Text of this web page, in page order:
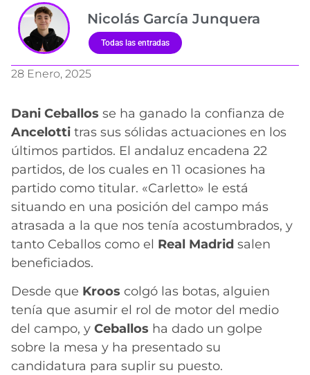
Nicolás García Junquera
Todas las entradas
28 Enero, 2025
Dani Ceballos se ha ganado la confianza de
Ancelotti tras sus sólidas actuaciones en los
últimos partidos. El andaluz encadena 22
partidos, de los cuales en 11 ocasiones ha
partido como titular. «Carletto» le está
situando en una posición del campo más
atrasada a la que nos tenía acostumbrados, y
tanto Ceballos como el Real Madrid salen
beneficiados.
Desde que Kroos colgó las botas, alguien
tenía que asumir el rol de motor del medio
del campo, y Ceballos ha dado un golpe
sobre la mesa y ha presentado su
candidatura para suplir su puesto.